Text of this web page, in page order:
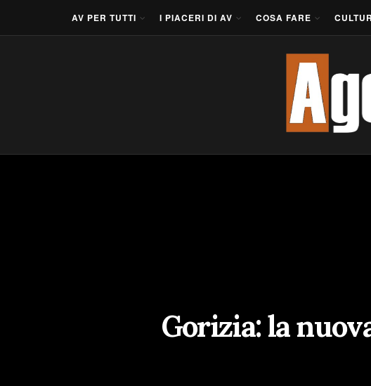
AV PER TUTTI I PIACERI DI AV COSA FARE
Gorizia: la